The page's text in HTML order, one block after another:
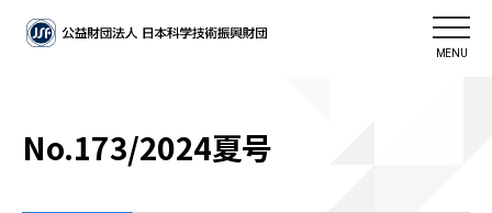
MENU
No.173/2024夏号